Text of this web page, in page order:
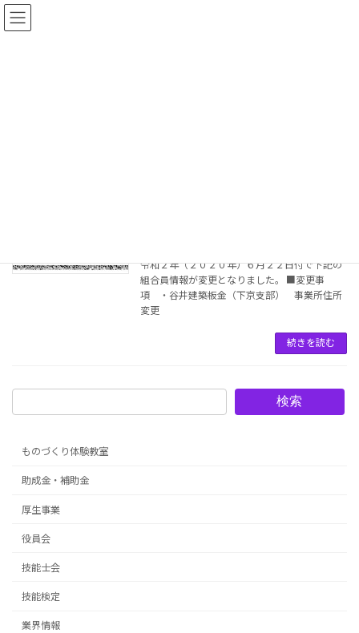
コ
ン
ナ
ビ
令和２年（２０２０年）６月２２日付で下記の
組合員情報が変更となりました。 ■変更事
項 ・谷井建築板金（下京支部） 事業所住所
変更
続きを読む
検索
ものづくり体験教室
助成金・補助金
厚生事業
役員会
技能士会
技能検定
業界情報